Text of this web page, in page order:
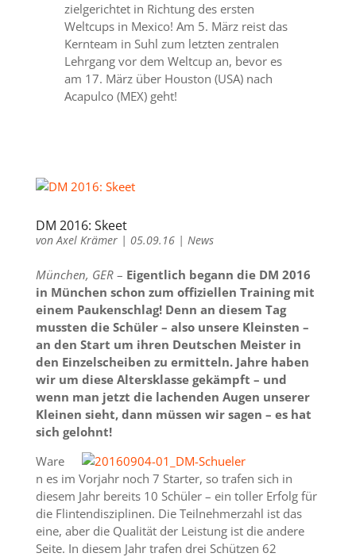
zielgerichtet in Richtung des ersten
Weltcups in Mexico! Am 5. März reist das
Kernteam in Suhl zum letzten zentralen
Lehrgang vor dem Weltcup an, bevor es
am 17. März über Houston (USA) nach
Acapulco (MEX) geht!
DM 2016: Skeet
vonAxel Krämer| 05.09.16| News
München, GER– Eigentlich begann die DM 2016
in München schon zum offiziellen Training mit
einem Paukenschlag! Denn an diesem Tag
mussten die Schüler – also unsere Kleinsten –
an den Start um ihren Deutschen Meister in
den Einzelscheiben zu ermitteln. Jahre haben
wir um diese Altersklasse gekämpft – und
wenn man jetzt die lachenden Augen unserer
Kleinen sieht, dann müssen wir sagen – es hat
sich gelohnt!
Ware
n es im Vorjahr noch 7 Starter, so trafen sich in
diesem Jahr bereits 10 Schüler – ein toller Erfolg für
die Flintendisziplinen. Die Teilnehmerzahl ist das
eine, aber die Qualität der Leistung ist die andere
Seite. In diesem Jahr trafen drei Schützen 62